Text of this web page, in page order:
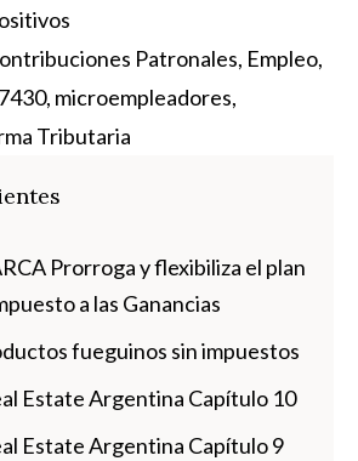
Patronales, Empleo,
, microempleadores,
Tributaria
Prorroga y flexibiliza el plan
a las Ganancias
fueguinos sin impuestos
Estate Argentina Capítulo 10
Estate Argentina Capítulo 9